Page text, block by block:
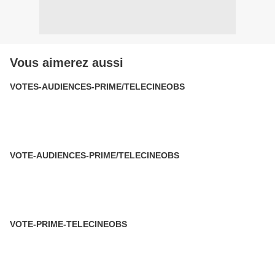
Vous aimerez aussi
VOTES-AUDIENCES-PRIME/TELECINEOBS
VOTE-AUDIENCES-PRIME/TELECINEOBS
VOTE-PRIME-TELECINEOBS